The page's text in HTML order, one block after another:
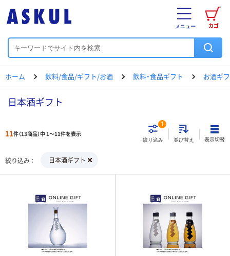
カゴ
メニュー
ホーム 飲料/食品/ギフト/お酒 飲料・食品ギフト お酒ギ
日本酒ギフト
11件（13商品）中 1～11件を表示
絞り込み
1
並び替え 表示切替
絞り込み 日本酒ギフト